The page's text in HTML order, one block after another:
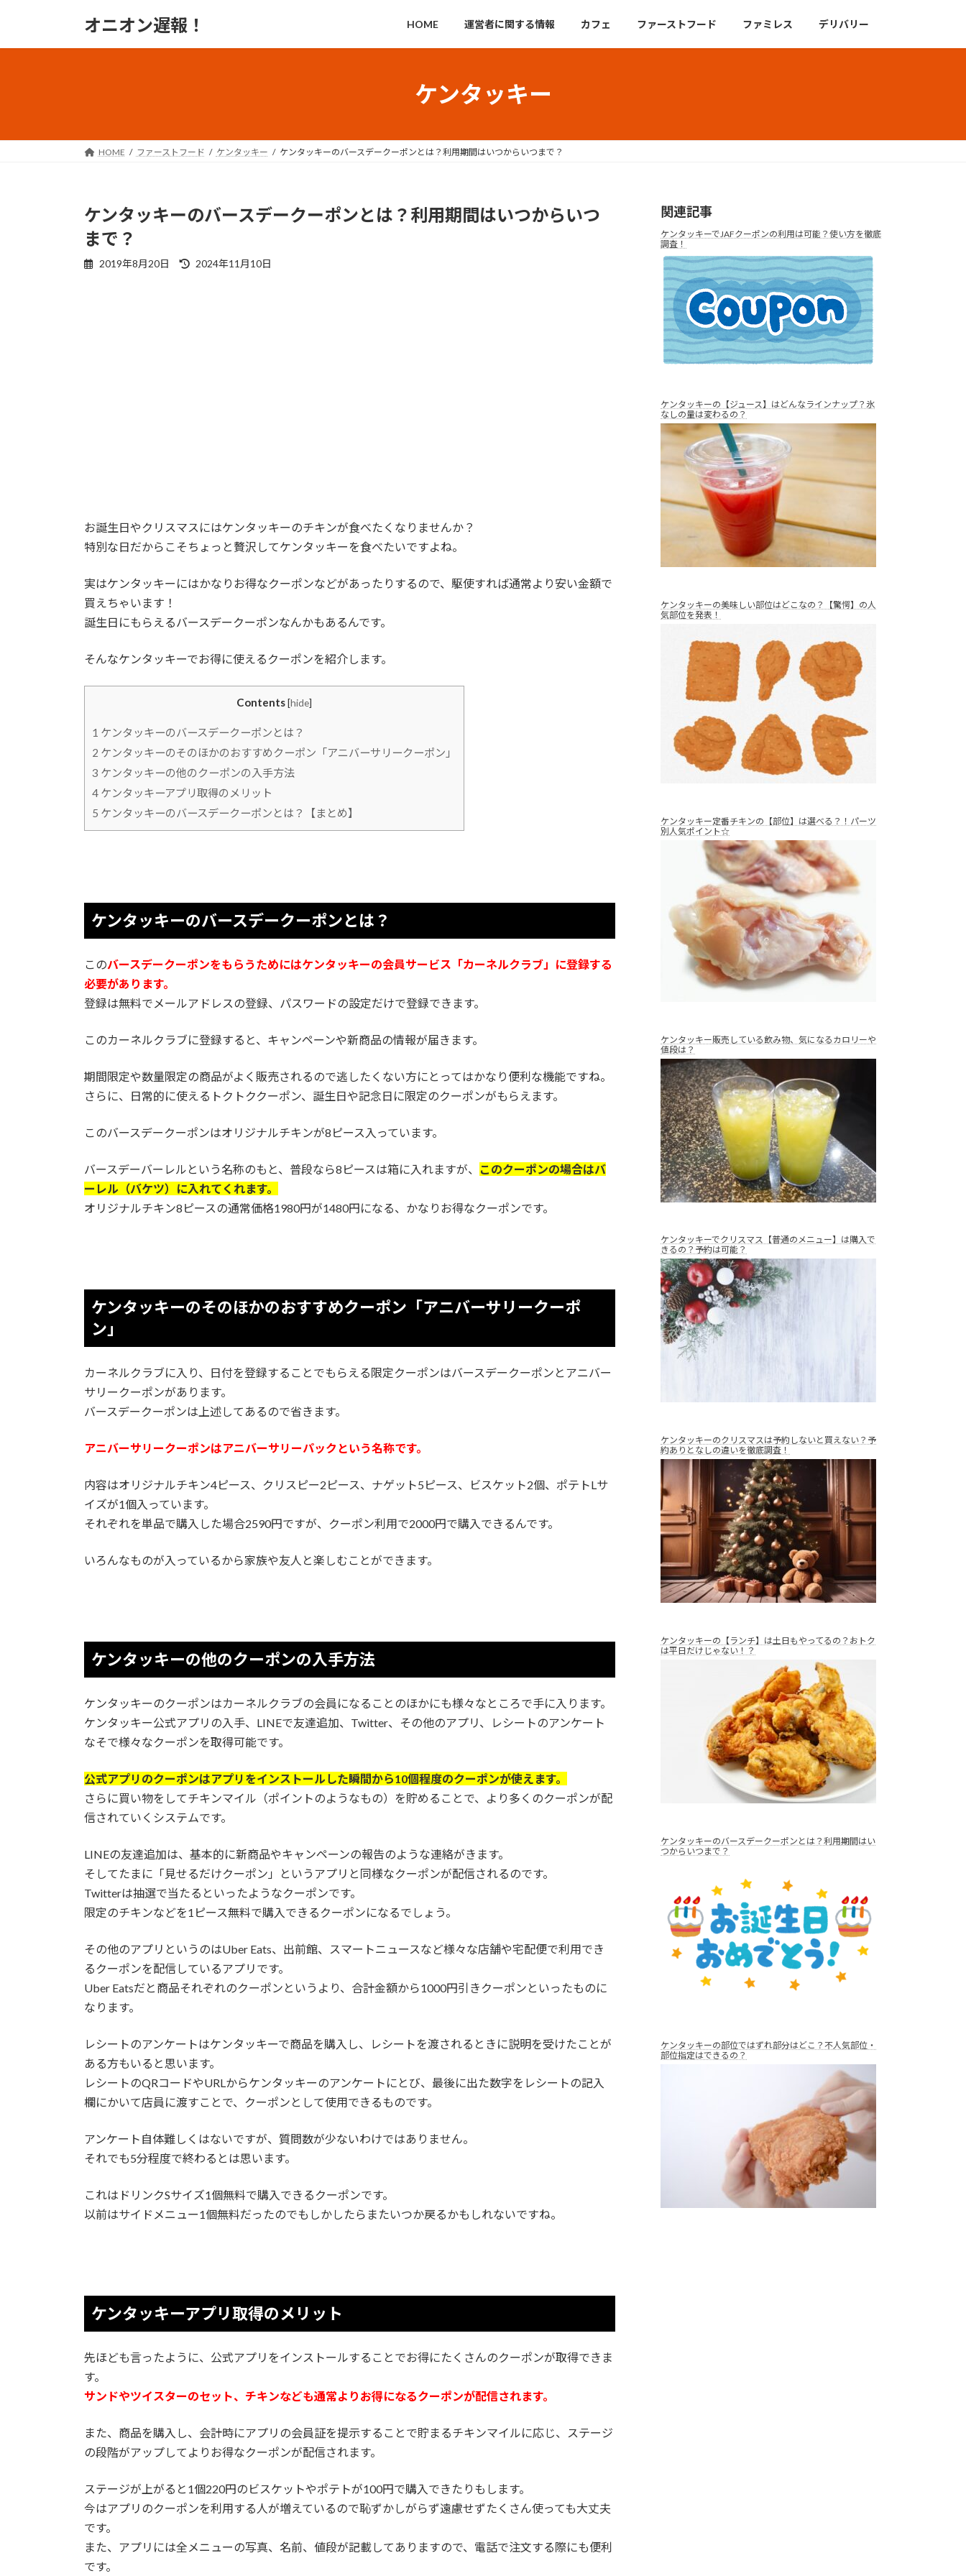
オニオン遅報！ HOME 運営者に関する情報 カフェ ファーストフード ファミレス デリバリー
ケンタッキー
HOME ファーストフード ケンタッキー ケンタッキーのバースデークーポンとは？利用期間はいつからいつまで？
ケンタッキーのバースデークーポンとは？利用期間はいつからいつ
まで？
2019年8月20日
最
2024年11月10日
お誕生日やクリスマスにはケンタッキーのチキンが食べたくなりませんか？
特別な日だからこそちょっと贅沢してケンタッキーを食べたいですよね。
実はケンタッキーにはかなりお得なクーポンなどがあったりするので、駆使すれば通常より安い金額で
買えちゃいます！
誕生日にもらえるバースデークーポンなんかもあるんです。
そんなケンタッキーでお得に使えるクーポンを紹介します。
Contents[hide]
1 ケンタッキーのバースデークーポンとは？
2 ケンタッキーのそのほかのおすすめクーポン「アニバーサリークーポン」
3 ケンタッキーの他のクーポンの入手方法
4 ケンタッキーアプリ取得のメリット
5 ケンタッキーのバースデークーポンとは？【まとめ】
ケンタッキーのバースデークーポンとは？
このバースデークーポンをもらうためにはケンタッキーの会員サービス「カーネルクラブ」に登録する
必要があります。
登録は無料でメールアドレスの登録、パスワードの設定だけで登録できます。
このカーネルクラブに登録すると、キャンペーンや新商品の情報が届きます。
期間限定や数量限定の商品がよく販売されるので逃したくない方にとってはかなり便利な機能ですね。
さらに、日常的に使えるトクトククーポン、誕生日や記念日に限定のクーポンがもらえます。
このバースデークーポンはオリジナルチキンが8ピース入っています。
バースデーバーレルという名称のもと、普段なら8ピースは箱に入れますが、
このクーポンの場合はバ
ーレル（バケツ）に入れてくれます。
オリジナルチキン8ピースの通常価格1980円が1480円になる、かなりお得なクーポンです。
ケンタッキーのそのほかのおすすめクーポン「アニバーサリークーポ
ン」
カーネルクラブに入り、日付を登録することでもらえる限定クーポンはバースデークーポンとアニバー
サリークーポンがあります。
バースデークーポンは上述してあるので省きます。
アニバーサリークーポンはアニバーサリーパックという名称です。
内容はオリジナルチキン4ピース、クリスピー2ピース、ナゲット5ピース、ビスケット2個、ポテトLサ
イズが1個入っています。
それぞれを単品で購入した場合2590円ですが、クーポン利用で2000円で購入できるんです。
いろんなものが入っているから家族や友人と楽しむことができます。
ケンタッキーの他のクーポンの入手方法
ケンタッキーのクーポンはカーネルクラブの会員になることのほかにも様々なところで手に入ります。
ケンタッキー公式アプリの入手、LINEで友達追加、Twitter、その他のアプリ、レシートのアンケート
なそで様々なクーポンを取得可能です。
公式アプリのクーポンはアプリをインストールした瞬間から10個程度のクーポンが使えます。
さらに買い物をしてチキンマイル（ポイントのようなもの）を貯めることで、より多くのクーポンが配
信されていくシステムです。
LINEの友達追加は、基本的に新商品やキャンペーンの報告のような連絡がきます。
そしてたまに「見せるだけクーポン」というアプリと同様なクーポンが配信されるのです。
Twitterは抽選で当たるといったようなクーポンです。
限定のチキンなどを1ピース無料で購入できるクーポンになるでしょう。
その他のアプリというのはUber Eats、出前館、スマートニュースなど様々な店舗や宅配便で利用でき
るクーポンを配信しているアプリです。
Uber Eatsだと商品それぞれのクーポンというより、合計金額から1000円引きクーポンといったものに
なります。
レシートのアンケートはケンタッキーで商品を購入し、レシートを渡されるときに説明を受けたことが
ある方もいると思います。
レシートのQRコードやURLからケンタッキーのアンケートにとび、最後に出た数字をレシートの記入
欄にかいて店員に渡すことで、クーポンとして使用できるものです。
アンケート自体難しくはないですが、質問数が少ないわけではありません。
それでも5分程度で終わるとは思います。
これはドリンクSサイズ1個無料で購入できるクーポンです。
以前はサイドメニュー1個無料だったのでもしかしたらまたいつか戻るかもしれないですね。
ケンタッキーアプリ取得のメリット
先ほども言ったように、公式アプリをインストールすることでお得にたくさんのクーポンが取得できま
す。
サンドやツイスターのセット、チキンなども通常よりお得になるクーポンが配信されます。
また、商品を購入し、会計時にアプリの会員証を提示することで貯まるチキンマイルに応じ、ステージ
の段階がアップしてよりお得なクーポンが配信されます。
ステージが上がると1個220円のビスケットやポテトが100円で購入できたりもします。
今はアプリのクーポンを利用する人が増えているので恥ずかしがらず遠慮せずたくさん使っても大丈夫
です。
また、アプリには全メニューの写真、名前、値段が記載してありますので、電話で注文する際にも便利
です。
関連記事
ケンタッキーでJAFクーポンの利用は可能？使い方を徹底
調査！
ケンタッキーの【ジュース】はどんなラインナップ？氷
なしの量は変わるの？
ケンタッキーの美味しい部位はどこなの？【驚愕】の人
気部位を発表！
ケンタッキー定番チキンの【部位】は選べる？！パーツ
別人気ポイント☆
ケンタッキー販売している飲み物、気になるカロリーや
値段は？
ケンタッキーでクリスマス【普通のメニュー】は購入で
きるの？予約は可能？
ケンタッキーのクリスマスは予約しないと買えない？予
約ありとなしの違いを徹底調査！
ケンタッキーの【ランチ】は土日もやってるの？おトク
は平日だけじゃない！？
ケンタッキーのバースデークーポンとは？利用期間はい
つからいつまで？
ケンタッキーの部位ではずれ部分はどこ？不人気部位・
部位指定はできるの？